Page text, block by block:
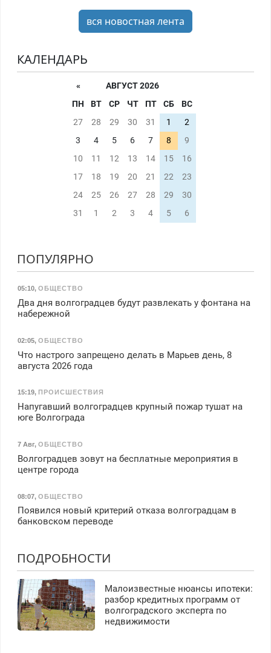
вся новостная лента
КАЛЕНДАРЬ
«
АВГУСТ 2026
ПН
ВТ СР ЧТ ПТ СБ
ВС
27
28 29 30 31 1
2
3
4 5 6 7 8
9
10
11 12 13 14 15
16
17
18 19 20 21 22
23
24
25 26 27 28 29
30
31
1 2 3 4 5 6
ПОПУЛЯРНО
05:10, ОБЩЕСТВО
Два дня волгоградцев будут развлекать у фонтана на
набережной
02:05, ОБЩЕСТВО
Что настрого запрещено делать в Марьев день, 8
августа 2026 года
15:19, ПРОИСШЕСТВИЯ
Напугавший волгоградцев крупный пожар тушат на
юге Волгограда
7 Авг, ОБЩЕСТВО
Волгоградцев зовут на бесплатные мероприятия в
центре города
08:07, ОБЩЕСТВО
Появился новый критерий отказа волгоградцам в
банковском переводе
ПОДРОБНОСТИ
Малоизвестные нюансы ипотеки:
разбор кредитных программ от
волгоградского эксперта по
недвижимости